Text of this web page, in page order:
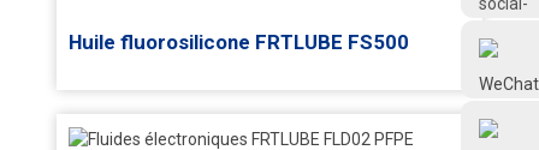
Frtlube
Huile fluorosilicone FRTLUBE FS500